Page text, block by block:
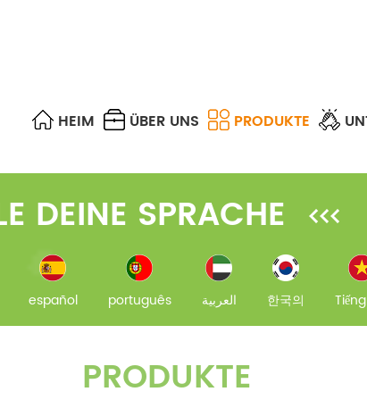
HEIM ÜBER UNS PRODUKTE
DEINE SPRACHE
español português العربية 한국의
PRODUKTE